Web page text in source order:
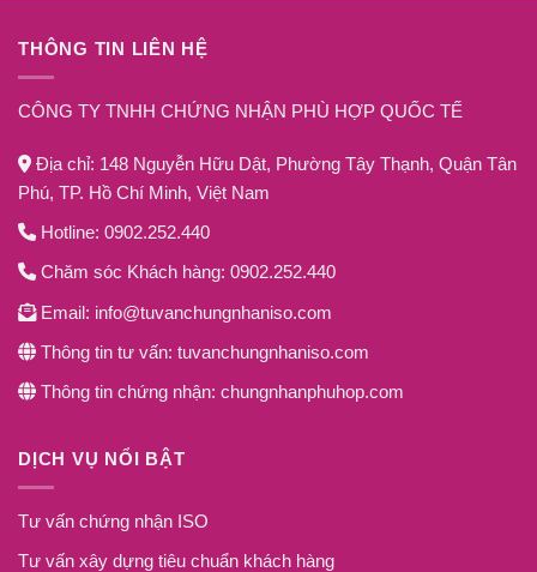
THÔNG TIN LIÊN HỆ
CÔNG TY TNHH CHỨNG NHẬN PHÙ HỢP QUỐC TẾ
Địa chỉ: 148 Nguyễn Hữu Dật, Phường Tây Thạnh, Quận Tân
Phú, TP. Hồ Chí Minh, Việt Nam
Hotline: 0902.252.440
Chăm sóc Khách hàng: 0902.252.440
Email: info@tuvanchungnhaniso.com
Thông tin tư vấn: tuvanchungnhaniso.com
Thông tin chứng nhận: chungnhanphuhop.com
DỊCH VỤ NỔI BẬT
Tư vấn chứng nhận ISO
Tư vấn xây dựng tiêu chuẩn khách hàng